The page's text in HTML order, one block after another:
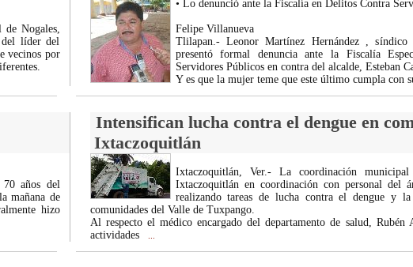
de Nogales,
del líder del
vecinos por
• Lo denunció ante la Fiscalía en Delitos Contra
Felipe Villanueva
Tlilapan.- Leonor Martínez Hernández ,
presentó formal denuncia ante la Fiscalía
Servidores Públicos en contra del alcalde, Esteban
Y es que la mujer teme que este último cumpla con
Intensifican lucha contra el dengue en
Ixtaczoquitlán
70 años del
mañana de
hizo
Ixtaczoquitlán, Ver.- La coordinación
Ixtaczoquitlán en coordinación con personal del
realizando tareas de lucha contra el dengue y
comunidades del Valle de Tuxpango.
Al respecto el médico encargado del departamento de salud, Rubén
actividades